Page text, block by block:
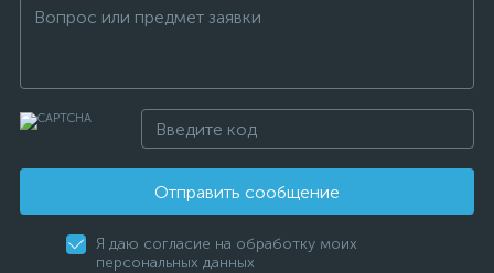
Отправить сообщение
Я даю согласие на обработку моих
персональных данных